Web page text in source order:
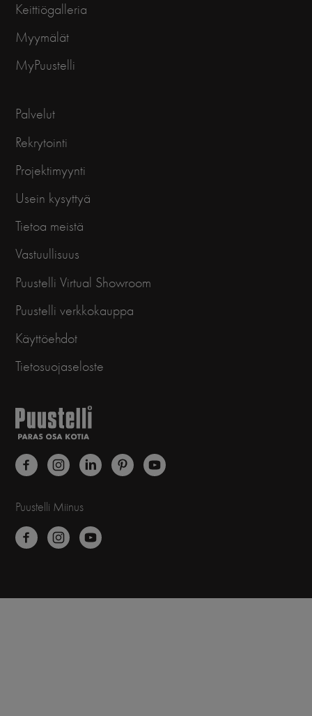
Keittiögalleria
Myymälät
MyPuustelli
Palvelut
Rekrytointi
Projektimyynti
Usein kysyttyä
Tietoa meistä
Vastuullisuus
Puustelli Virtual Showroom
Puustelli verkkokauppa
Käyttöehdot
Tietosuojaseloste
Puustelli Miinus